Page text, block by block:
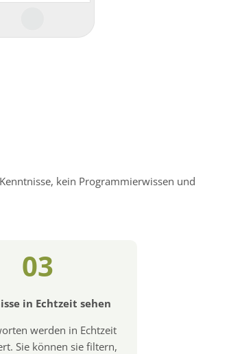
kein Programmierwissen und
03
in Echtzeit sehen
werden in Echtzeit
Sie können sie filtern,